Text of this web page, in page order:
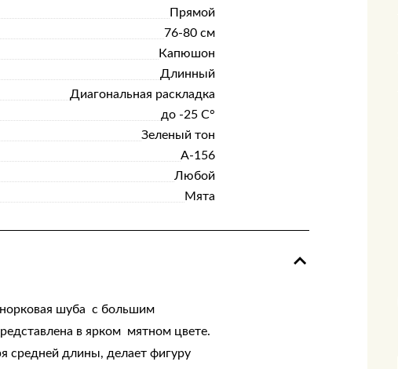
Прямой
76-80 см
Капюшон
Длинный
Диагональная раскладка
до -25 С°
Зеленый тон
А-156
Любой
Мята
шуба с большим
в ярком мятном цвете.
средней длины, делает фигуру